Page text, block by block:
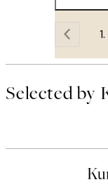
Selected by